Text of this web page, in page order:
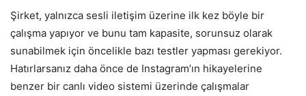
Şirket, yalnızca sesli iletişim üzerine ilk kez böyle bir
çalışma yapıyor ve bunu tam kapasite, sorunsuz olarak
sunabilmek için öncelikle bazı testler yapması gerekiyor.
Hatırlarsanız daha önce de Instagram’ın hikayelerine
benzer bir canlı video sistemi üzerinde çalışmalar